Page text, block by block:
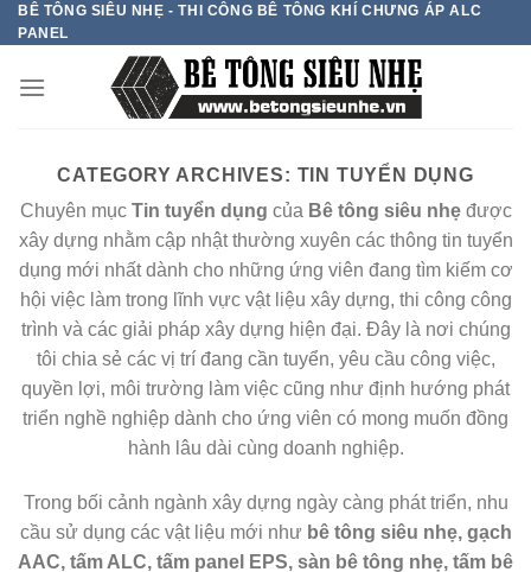
Skip
to
BÊ TÔNG SIÊU NHẸ - THI CÔNG BÊ TÔNG KHÍ CHƯNG ÁP ALC
PANEL
CATEGORY ARCHIVES: TIN TUYỂN DỤNG
Chuyên mục Tin tuyển dụng của Bê tông siêu nhẹđược
xây dựng nhằm cập nhật thường xuyên các thông tin tuyển
dụng mới nhất dành cho những ứng viên đang tìm kiếm cơ
hội việc làm trong lĩnh vực vật liệu xây dựng, thi công công
trình và các giải pháp xây dựng hiện đại. Đây là nơi chúng
tôi chia sẻ các vị trí đang cần tuyển, yêu cầu công việc,
quyền lợi, môi trường làm việc cũng như định hướng phát
triển nghề nghiệp dành cho ứng viên có mong muốn đồng
hành lâu dài cùng doanh nghiệp.
Trong bối cảnh ngành xây dựng ngày càng phát triển, nhu
cầu sử dụng các vật liệu mới như bê tông siêu nhẹ, gạch
AAC, tấm ALC, tấm panel EPS, sàn bê tông nhẹ, tấm bê